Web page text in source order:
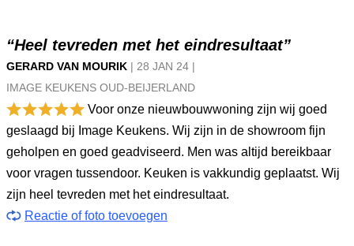
“Heel tevreden met het eindresultaat”
GERARD VAN MOURIK | 28 JAN 24 |
IMAGE KEUKENS OUD-BEIJERLAND
Voor onze nieuwbouwwoning zijn wij goed
geslaagd bij Image Keukens. Wij zijn in de showroom fijn
geholpen en goed geadviseerd. Men was altijd bereikbaar
voor vragen tussendoor. Keuken is vakkundig geplaatst. Wij
zijn heel tevreden met het eindresultaat.
Reactie of foto toevoegen